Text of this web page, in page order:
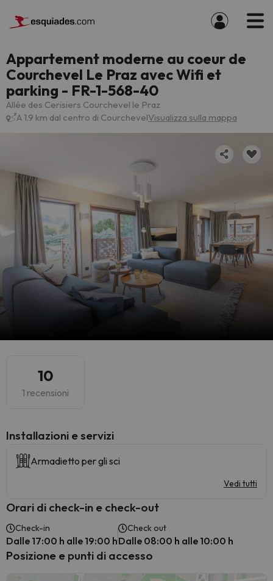
Appartement moderne au coeur de
Courchevel Le Praz avec Wifi et
parking - FR-1-568-40
Allée des Cerisiers Courchevel le Praz
A 1.9 km dal centro di CourchevelVisualizza sulla mappa
10
1 recensioni
Installazioni e servizi
Armadietto per gli sci
Vedi tutti
Orari di check-in e check-out
Check-in
Dalle 17:00 h alle 19:00 h
Check out
Dalle 08:00 h alle 10:00 h
Posizione e punti di accesso